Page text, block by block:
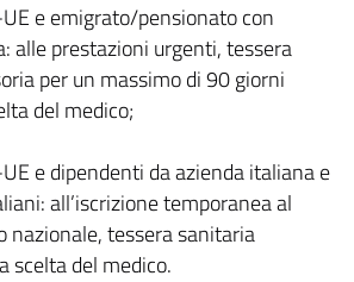
e emigrato/pensionato con
alle prestazioni urgenti, tessera
per un massimo di 90 giorni
del medico;
e dipendenti da azienda italiana e
all’iscrizione temporanea al
nazionale, tessera sanitaria
scelta del medico.